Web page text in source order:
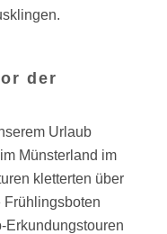
der
Urlaub
Münsterland im
kletterten über
Frühlingsboten
Erkundungstouren